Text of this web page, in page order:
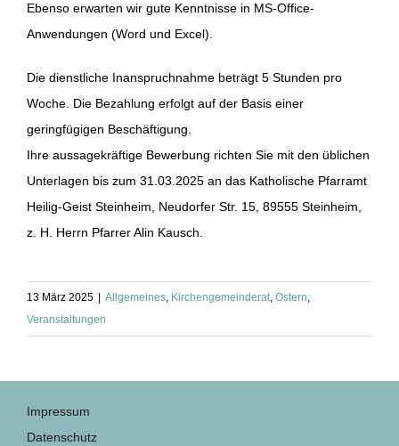
Ebenso erwarten wir gute Kenntnisse in MS-Office-
Anwendungen (Word und Excel).
Die dienstliche Inanspruchnahme beträgt 5 Stunden pro
Woche. Die Bezahlung erfolgt auf der Basis einer
geringfügigen Beschäftigung.
Ihre aussagekräftige Bewerbung richten Sie mit den üblichen
Unterlagen bis zum 31.03.2025 an das Katholische Pfarramt
Heilig-Geist Steinheim, Neudorfer Str. 15, 89555 Steinheim,
z. H. Herrn Pfarrer Alin Kausch.
13 März 2025 Allgemeines, Kirchengemeinderat, Ostern,
Veranstaltungen
Impressum
Datenschutz